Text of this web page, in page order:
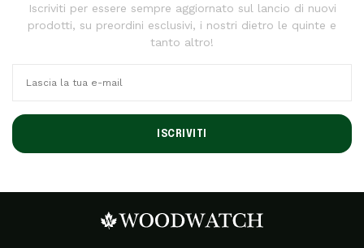
Iscriviti per essere sempre aggiornato sul lancio di nuovi
prodotti, su preordini esclusivi, i nostri dietro le quinte e
tanto altro!
ISCRIVITI